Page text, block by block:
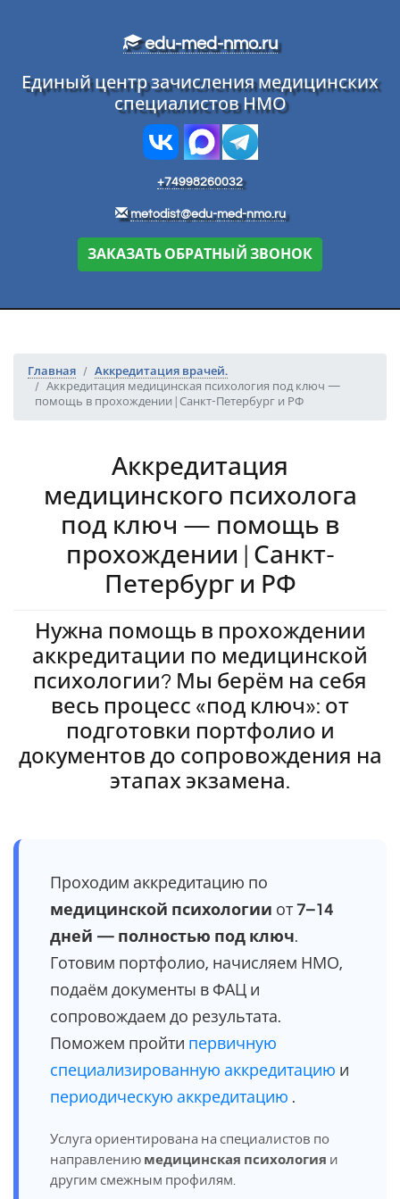
edu-med-nmo.ru
Единый центр зачисления медицинских
специалистов НМО
+74998260032
metodist@edu-med-nmo.ru
ЗАКАЗАТЬ ОБРАТНЫЙ ЗВОНОК
Главная
Аккредитация врачей.
Аккредитация медицинская психология под ключ —
помощь в прохождении | Санкт-Петербург и РФ
Аккредитация
медицинского психолога
под ключ — помощь в
прохождении | Санкт-
Петербург и РФ
Нужна помощь в прохождении
аккредитации по медицинской
психологии? Мы берём на себя
весь процесс «под ключ»: от
подготовки портфолио и
документов до сопровождения на
этапах экзамена.
Проходим аккредитацию по
медицинской психологии от 7–14
дней — полностью под ключ.
Готовим портфолио, начисляем НМО,
подаём документы в ФАЦ и
сопровождаем до результата.
Поможем пройти первичную
специализированную аккредитацию и
периодическую аккредитацию .
Услуга ориентирована на специалистов по
направлению медицинская психология и
другим смежным профилям.